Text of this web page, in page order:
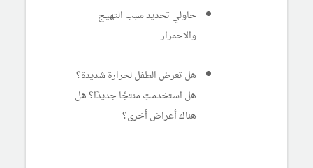
حاولي تحديد سبب التهيج
والاحمرار.
هل تعرض الطفل لحرارة شديدة؟
هل استخدمتِ منتجًا جديدًا؟ هل
هناك أعراض أخرى؟